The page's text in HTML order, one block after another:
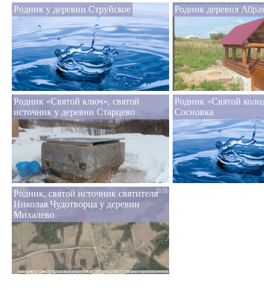
Родник у деревни Струйское Родник деревня
Родник «Святой ключ», святой
источник у деревни Старцево
Родник «Святой
Сосновка
Родник, святой источник святителя
Николая Чудотворца у деревни
Михалево